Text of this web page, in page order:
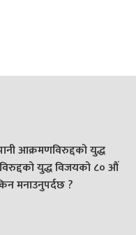
आक्रमणविरुद्दको युद्ध
युद्ध विजयको ८० औं
मनाउनुपर्दछ ?